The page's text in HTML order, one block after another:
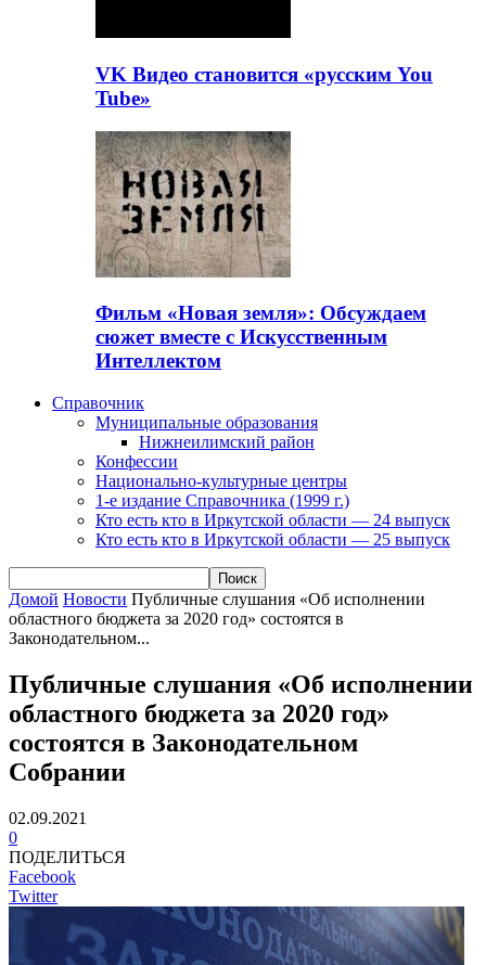
VK Видео становится «русским You
Tube»
Фильм «Новая земля»: Обсуждаем
сюжет вместе с Искусственным
Интеллектом
Справочник
Муниципальные образования
Нижнеилимский район
Конфессии
Национально-культурные центры
1-е издание Справочника (1999 г.)
Кто есть кто в Иркутской области — 24 выпуск
Кто есть кто в Иркутской области — 25 выпуск
Домой Новости Публичные слушания «Об исполнении
областного бюджета за 2020 год» состоятся в
Законодательном...
Публичные слушания «Об исполнении
областного бюджета за 2020 год»
состоятся в Законодательном
Собрании
02.09.2021
0
ПОДЕЛИТЬСЯ
Facebook
Twitter